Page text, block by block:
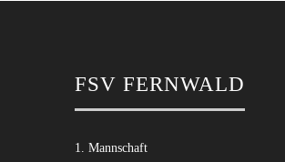
FSV FERNWALD
1. Mannschaft